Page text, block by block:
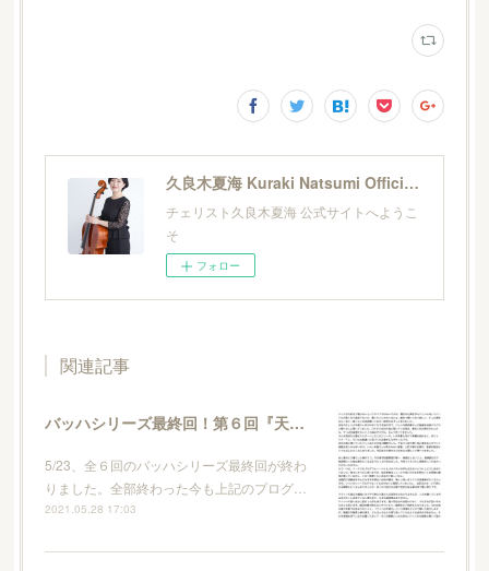
久良木夏海 Kuraki Natsumi Official Site
チェリスト久良木夏海 公式サイトへようこ
そ
フォロー
関連記事
バッハシリーズ最終回！第６回『天』終了＆プログラムノート
5/23、全６回のバッハシリーズ最終回が終わ
りました。全部終わった今も上記のプログ…
2021.05.28 17:03